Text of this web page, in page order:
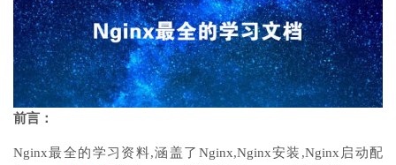
前言：
Nginx最全的学习资料,涵盖了Nginx,Nginx安装,Nginx启动配